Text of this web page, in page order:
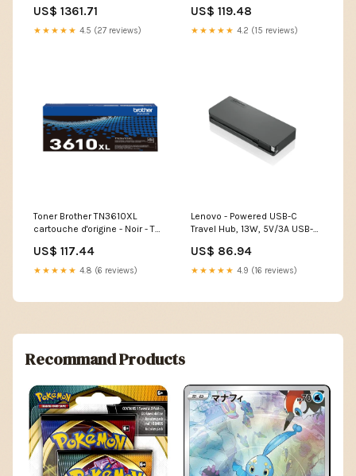
649X
US$ 1361.71
★★★★★ 4.5 (27 reviews)
barres acceptés_Codes
composites
US$ 119.48
★★★★★ 4.2 (15 reviews)
Toner Brother TN3610XL
cartouche d'origine - Noir - TN-
intégré_Non
US$ 117.44
★★★★★ 4.8 (6 reviews)
Lenovo - Powered USB-C
Travel Hub, 13W, 5V/3A USB-C
Type_Adaptateur secteur
US$ 86.94
★★★★★ 4.9 (16 reviews)
Recommand Products